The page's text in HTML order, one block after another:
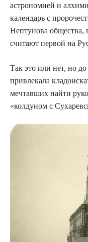
астрономией и
календарь с
Нептунова общества,
считают первой на
Так это или нет, но
привлекала
мечтавших найти
«колдуном с